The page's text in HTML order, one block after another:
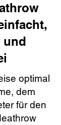
und
optimal
dem
für den